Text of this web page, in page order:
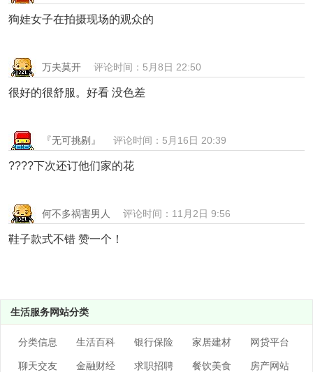
狗娃女子在拍摄现场的观众的
万夫莫开 评论时间：5月8日 22:50
很好的很舒服。好看 没色差
『无可挑剔』 评论时间：5月16日 20:39
????下次还订他们家的花
何不多祸害男人 评论时间：11月2日 9:56
鞋子款式不错 赞一个！
生活服务网站分类
分类信息 生活百科 银行保险 家居建材 网贷平台
聊天交友 金融财经 求职招聘 餐饮美食 房产网站